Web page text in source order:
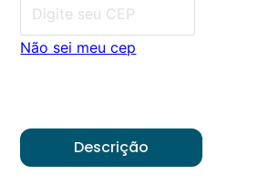
Não sei meu cep
Descrição